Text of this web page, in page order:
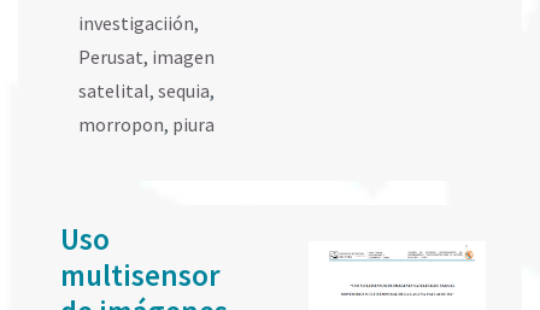
investigaciión,
Perusat, imagen
satelital, sequia,
morropon, piura
Uso
multisensor